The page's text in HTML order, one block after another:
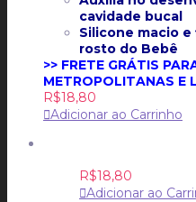
cavidade bucal
Silicone macio
rosto do Bebê
>> FRETE GRÁTIS
METROPOLITANAS E
R$18,80
Adicionar ao Carrinho
R$18,80
Adicionar ao